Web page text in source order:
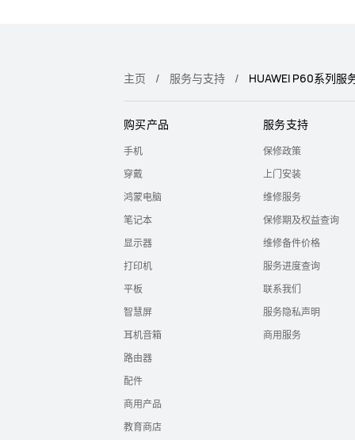
主页 服务与支持 HUAWEI P60系列服
购买产品
手机
穿戴
鸿蒙电脑
笔记本
显示器
打印机
平板
智慧屏
耳机音箱
路由器
配件
商用产品
教育商店
服务支持
保修政策
上门安装
维修服务
保修期及权益查询
维修备件价格
服务进度查询
联系我们
服务隐私声明
商用服务